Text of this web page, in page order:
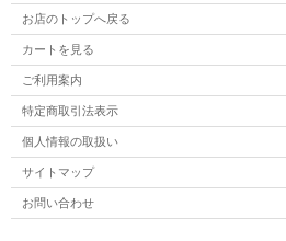
お店のトップへ戻る
カートを見る
ご利用案内
特定商取引法表示
個人情報の取扱い
サイトマップ
お問い合わせ